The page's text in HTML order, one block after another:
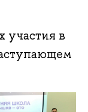
участия в